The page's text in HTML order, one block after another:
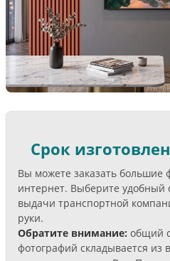
Срок
Вы можете заказать большие
интернет. Выберите удобный
выдачи транспортной
руки.
Обратите внимание: общий
фотографий складывается из